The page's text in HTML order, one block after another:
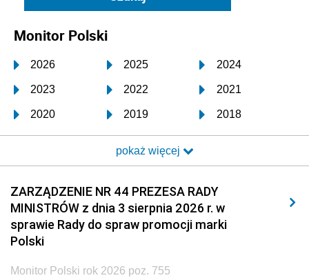
Monitor Polski
2026 2025 2024
2023 2022 2021
2020 2019 2018
2017 2016 2015
2014 2013 2012
2011 2010 2009
2008 2007 2006
2005
pokaż więcej
ZARZĄDZENIE NR 44 PREZESA RADY
MINISTRÓW z dnia 3 sierpnia 2026 r. w
sprawie Rady do spraw promocji marki
Polski
Monitor Polski rok 2026 poz. 755